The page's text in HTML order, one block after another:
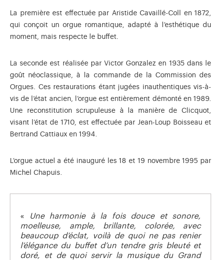
La première est effectuée par Aristide Cavaillé-Coll en 1872,
qui conçoit un orgue romantique, adapté à l’esthétique du
moment, mais respecte le buffet.
La seconde est réalisée par Victor Gonzalez en 1935 dans le
goût néoclassique, à la commande de la Commission des
Orgues. Ces restaurations étant jugées inauthentiques vis-à-
vis de l’état ancien, l’orgue est entièrement démonté en 1989.
Une reconstitution scrupuleuse à la manière de Clicquot,
visant l’état de 1710, est effectuée par Jean-Loup Boisseau et
Bertrand Cattiaux en 1994.
L’orgue actuel a été inauguré les 18 et 19 novembre 1995 par
Michel Chapuis.
«
Une harmonie à la fois douce et sonore,
moelleuse, ample, brillante, colorée, avec
beaucoup d’éclat, voilà de quoi ne pas renier
l’élégance du buffet d’un tendre gris bleuté et
doré, et de quoi servir la musique du Grand